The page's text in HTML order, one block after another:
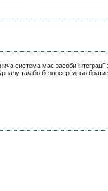
система має засоби інтеграції
та/або безпосередньо брати